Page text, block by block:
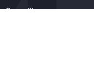
Conseillers